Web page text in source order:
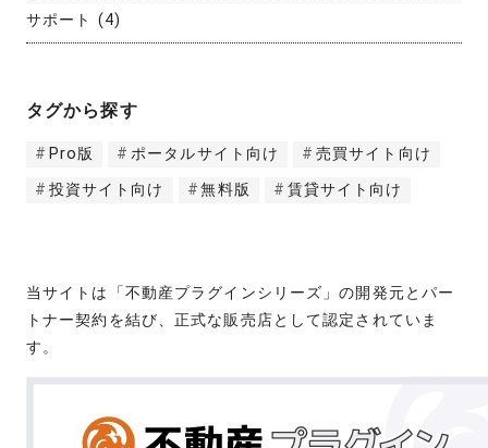
サポート (4)
タグから探す
Pro版 ポータルサイト向け
売買サイト向け
投資サイト向け
無料版 賃貸サイト向け
当サイトは「不動産プラグインシリーズ」の開発元とパー
トナー契約を結び、正式な販売店として認定されていま
す。